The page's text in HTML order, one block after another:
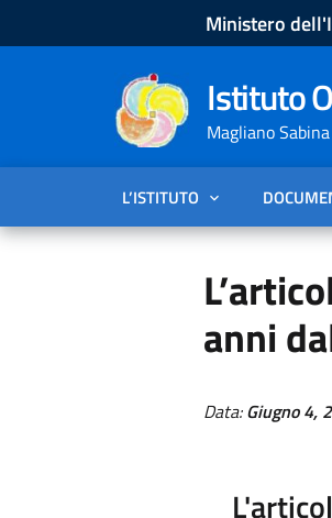
Ministero
Istituto
Magliano
L’ISTITUTO
anni
Data:Giugno 4,